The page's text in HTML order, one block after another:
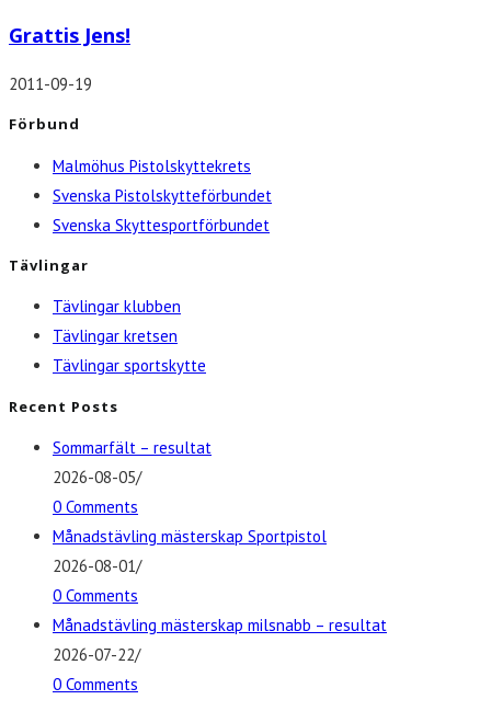
Grattis Jens!
2011-09-19
Förbund
Malmöhus Pistolskyttekrets
Svenska Pistolskytteförbundet
Svenska Skyttesportförbundet
Tävlingar
Tävlingar klubben
Tävlingar kretsen
Tävlingar sportskytte
Recent Posts
Sommarfält – resultat
2026-08-05/
0 Comments
Månadstävling mästerskap Sportpistol
2026-08-01/
0 Comments
Månadstävling mästerskap milsnabb – resultat
2026-07-22/
0 Comments